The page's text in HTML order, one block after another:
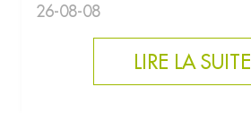
26-08-08
LIRE LA SUITE